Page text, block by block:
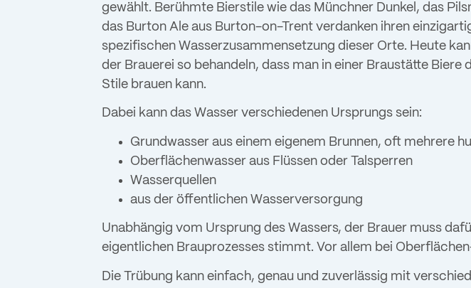
gewählt. Berühmte Bierstile wie das Münchner Dunkel, das
das Burton Ale aus Burton-on-Trent verdanken ihren
spezifischen Wasserzusammensetzung dieser Orte. Heute
der Brauerei so behandeln, dass man in einer Braustätte Biere
Stile brauen kann.
Dabei kann das Wasser verschiedenen Ursprungs sein:
Grundwasser aus einem eigenem Brunnen, oft mehrere
Oberflächenwasser aus Flüssen oder Talsperren
Wasserquellen
aus der öffentlichen Wasserversorgung
Unabhängig vom Ursprung des Wassers, der Brauer muss
eigentlichen Brauprozesses stimmt. Vor allem bei
Die Trübung kann einfach, genau und zuverlässig mit